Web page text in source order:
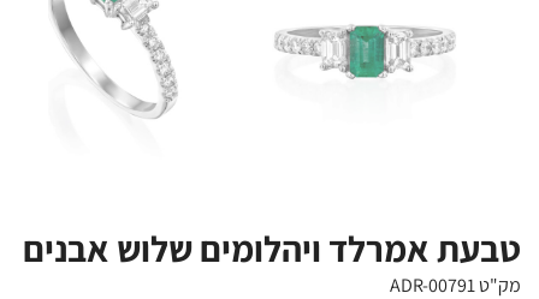
טבעת אמרלד ויהלומים שלוש אבנים
מק"ט ADR-00791